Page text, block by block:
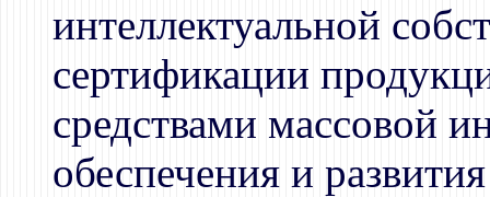
интеллектуальной
сертификации
средствами массовой
обеспечения и